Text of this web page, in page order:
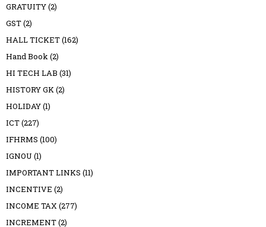
GRATUITY(2)
GST(2)
HALL TICKET(162)
Hand Book(2)
HI TECH LAB (31)
HISTORY GK(2)
HOLIDAY(1)
ICT(227)
IFHRMS (100)
IGNOU (1)
IMPORTANT LINKS (11)
INCENTIVE (2)
INCOME TAX(277)
INCREMENT(2)